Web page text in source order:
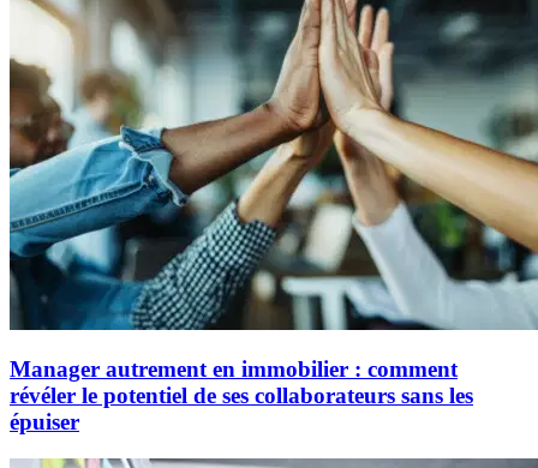
Manager autrement en immobilier : comment
révéler le potentiel de ses collaborateurs sans les
épuiser